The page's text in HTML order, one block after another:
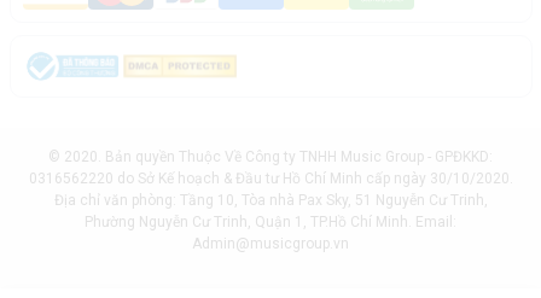
© 2020. Bản quyền Thuộc Về Công ty TNHH Music Group - GPĐKKD:
0316562220 do Sở Kế hoạch & Đầu tư Hồ Chí Minh cấp ngày 30/10/2020.
Địa chỉ văn phòng: Tầng 10, Tòa nhà Pax Sky, 51 Nguyễn Cư Trinh,
Phường Nguyễn Cư Trinh, Quận 1, TP.Hồ Chí Minh. Email:
Admin@musicgroup.vn